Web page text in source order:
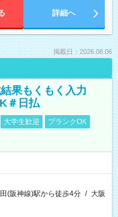
詳細へ
掲載日：2026.08.06
果もくもく入力
＃日払
大学生歓迎
ブランクOK
(阪神線)駅から徒歩4分 / 大阪